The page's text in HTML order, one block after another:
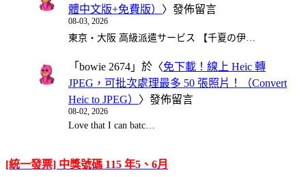
體中文版+免費版） 〉發佈留言
08-03, 2026
東京・大阪 高級派遣サービス 【千夏の伊…
「 bowie 2674 」於〈免下載！線上 Heic 轉
JPEG，可批次處理最多 50 張照片！（Convert
Heic to JPEG） 〉發佈留言
08-02, 2026
Love that I can batc…
[統一發票] 中獎號碼 115 年5、6月